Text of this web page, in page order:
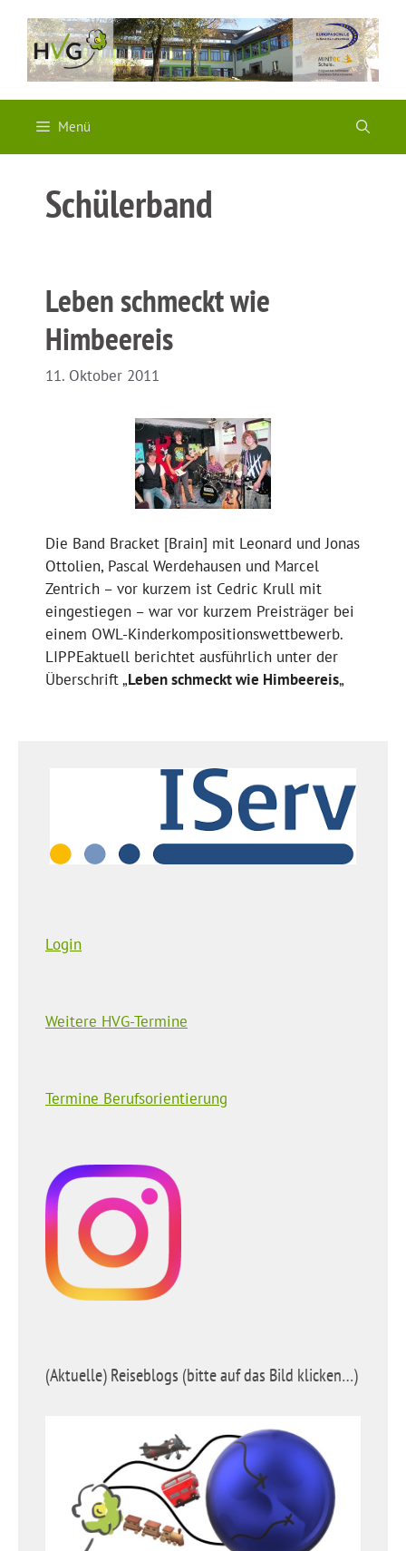
Inhalt
springen
Menü
Schülerband
Leben schmeckt wie
Himbeereis
11. Oktober 2011
Die Band Bracket [Brain] mit Leonard und Jonas
Ottolien, Pascal Werdehausen und Marcel
Zentrich – vor kurzem ist Cedric Krull mit
eingestiegen – war vor kurzem Preisträger bei
einem OWL-Kinderkompositionswettbewerb.
LIPPEaktuell berichtet ausführlich unter der
Überschrift „Leben schmeckt wie Himbeereis„
Login
Weitere HVG-Termine
Termine Berufsorientierung
(Aktuelle) Reiseblogs (bitte auf das Bild klicken…)